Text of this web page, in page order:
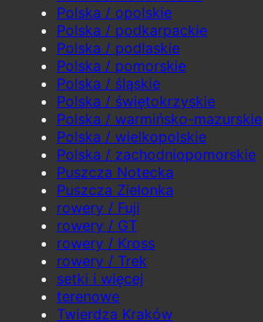
Polska / opolskie
Polska / podkarpackie
Polska / podlaskie
Polska / pomorskie
Polska / śląskie
Polska / świętokrzyskie
Polska / warmińsko-mazurskie
Polska / wielkopolskie
Polska / zachodniopomorskie
Puszcza Notecka
Puszcza Zielonka
rowery / Fuji
rowery / GT
rowery / Kross
rowery / Trek
setki i więcej
terenowe
Twierdza Kraków